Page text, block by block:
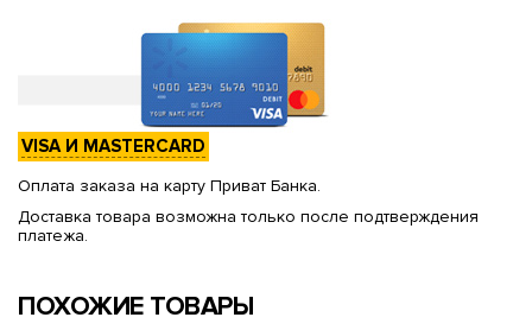
VISA И MASTERCARD
Оплата заказа на карту Приват Банка.
Доставка товара возможна только после подтверждения
платежа.
ПОХОЖИЕ ТОВАРЫ